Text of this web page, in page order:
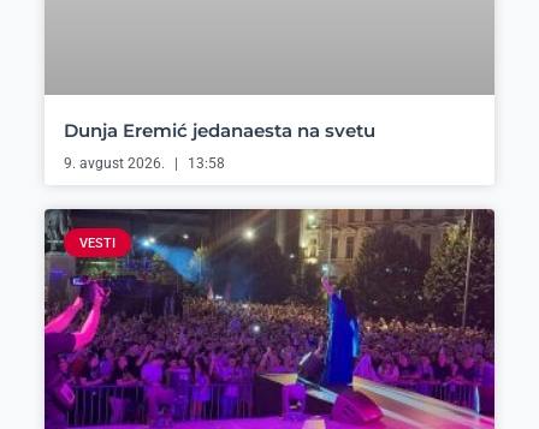
Dunja Eremić jedanaesta na svetu
9. avgust 2026. 13:58
VESTI